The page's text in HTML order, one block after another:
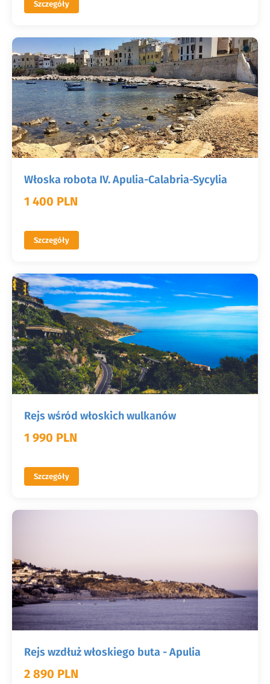
Szczegóły
Włoska robota IV. Apulia-Calabria-Sycylia
1 400 PLN
Szczegóły
Rejs wśród włoskich wulkanów
1 990 PLN
Szczegóły
Rejs wzdłuż włoskiego buta - Apulia
2 890 PLN